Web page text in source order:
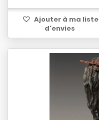
Ajouter à ma liste
d'envies